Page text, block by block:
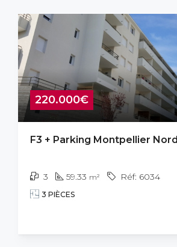
220.000€
F3 + Parking Montpellier Nord
3 59.33 m² 6034
3 PIÈCES